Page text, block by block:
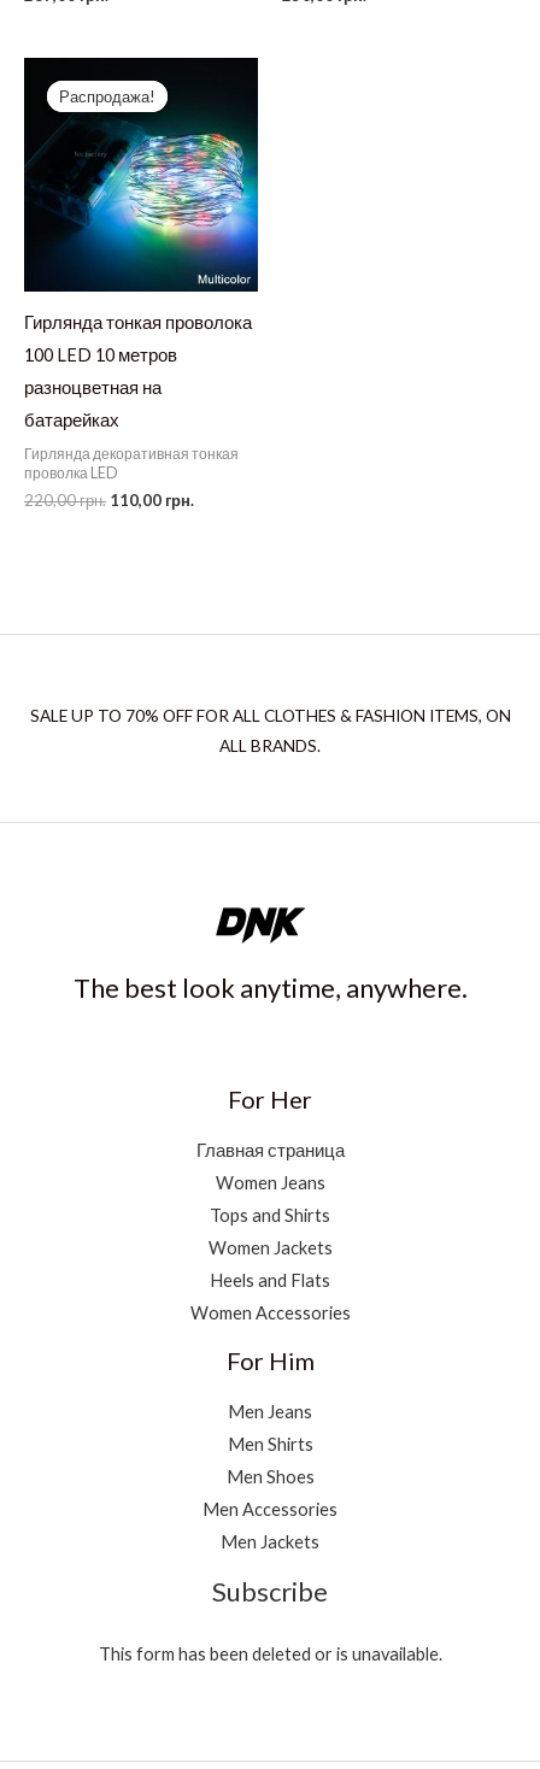
Распродажа!
Распродажа!
Гирлянда тонкая проволока
100 LED 10 метров
разноцветная на
батарейках
Гирлянда декоративная тонкая
проволка LED
220,00грн. Первоначальная
110,00 грн.Текущая
SALE UP TO 70% OFF FOR ALL CLOTHES & FASHION ITEMS, ON
ALL BRANDS.
The best look anytime, anywhere.
For Her
Главная страница
Women Jeans
Tops and Shirts
Women Jackets
Heels and Flats
Women Accessories
For Him
Men Jeans
Men Shirts
Men Shoes
Men Accessories
Men Jackets
Subscribe
This form has been deleted or is unavailable.